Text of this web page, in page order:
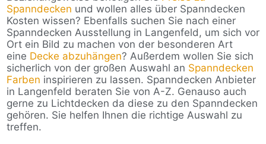
Spanndecken und wollen alles über Spanndecken
Kosten wissen? Ebenfalls suchen Sie nach einer
Spanndecken Ausstellung in Langenfeld, um sich vor
Ort ein Bild zu machen von der besonderen Art
eine Decke abzuhängen? Außerdem wollen Sie sich
sicherlich von der großen Auswahl an Spanndecken
Farben inspirieren zu lassen. Spanndecken Anbieter
in Langenfeld beraten Sie von A-Z. Genauso auch
gerne zu Lichtdecken da diese zu den Spanndecken
gehören. Sie helfen Ihnen die richtige Auswahl zu
treffen.